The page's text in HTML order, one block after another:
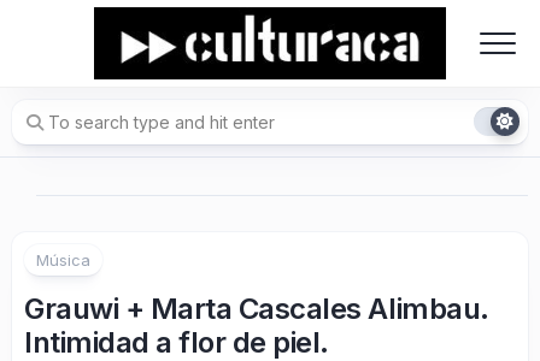
Música
Grauwi + Marta Cascales Alimbau.
Intimidad a flor de piel.